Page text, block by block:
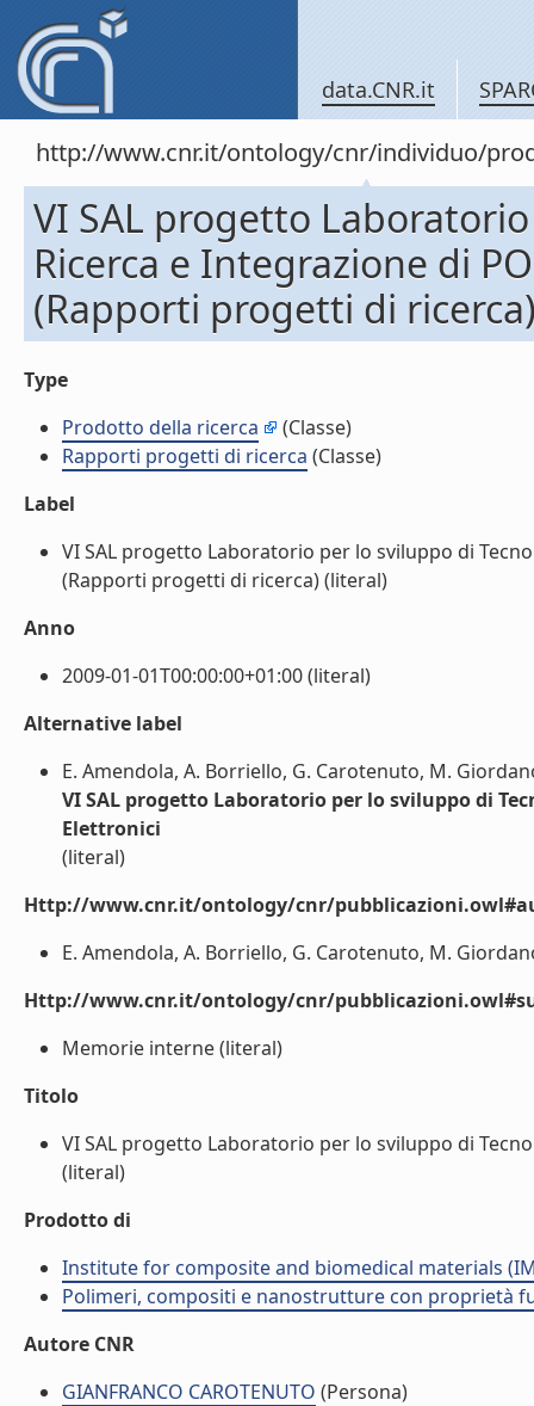
data.CNR.it
http://www.cnr.it/ontology/cnr/individuo/
VI SAL progetto
Ricerca e Integrazione di
(Rapporti progetti di
Type
Prodotto della ricerca
(Classe)
Rapporti progetti di ricerca (Classe)
Label
VI SAL progetto Laboratorio per lo sviluppo di
(Rapporti progetti di ricerca) (literal)
Anno
2009-01-01T00:00:00+01:00 (literal)
Alternative label
E. Amendola, A. Borriello, G. Carotenuto, M.
VI SAL progetto Laboratorio per lo sviluppo di
Elettronici
(literal)
Http://www.cnr.it/ontology/cnr/
E. Amendola, A. Borriello, G. Carotenuto, M.
Http://www.cnr.it/ontology/cnr/
Memorie interne (literal)
Titolo
VI SAL progetto Laboratorio per lo sviluppo di
(literal)
Prodotto di
Institute for composite and biomedical materials
Polimeri, compositi e nanostrutture con proprietà
Autore CNR
GIANFRANCO CAROTENUTO (Persona)